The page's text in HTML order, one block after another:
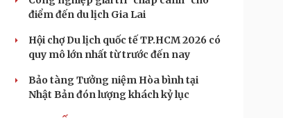
điểm đến du lịch Gia Lai
Hội chợ Du lịch quốc tế TP.HCM 2026 có
quy mô lớn nhất từ trước đến nay
Bảo tàng Tưởng niệm Hòa bình tại
Nhật Bản đón lượng khách kỷ lục